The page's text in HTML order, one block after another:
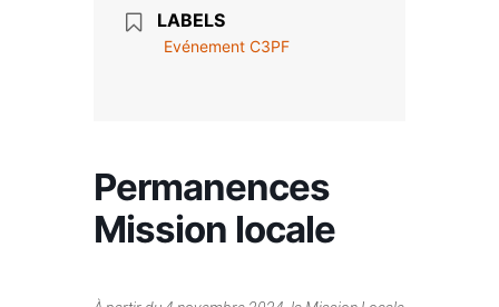
LABELS
Evénement C3PF
Permanences
Mission locale